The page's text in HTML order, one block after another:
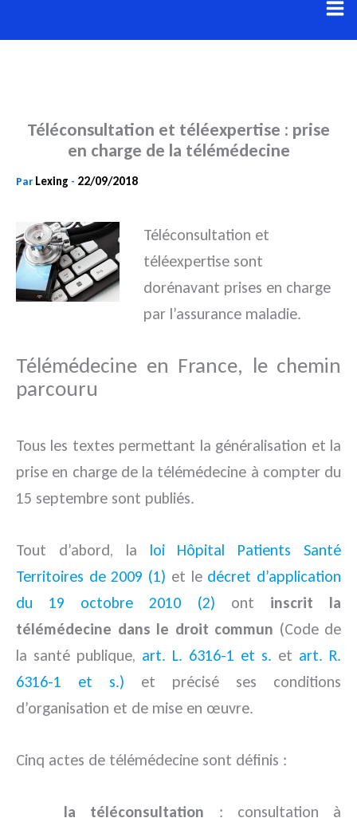
au
Téléconsultation et téléexpertise : prise
en charge de la télémédecine
Par Lexing - 22/09/2018
Téléconsultation et
téléexpertise sont
dorénavant prises en charge
par l’assurance maladie.
Télémédecine en France, le chemin
parcouru
Tous les textes permettant la généralisation et la
prise en charge de la télémédecine à compter du
15 septembre sont publiés.
Tout d’abord, la loi Hôpital Patients Santé
Territoires de 2009 (1) et le décret d’application
du 19 octobre 2010 (2) ont inscrit la
télémédecine dans le droit commun (Code de
la santé publique, art. L. 6316-1 et s. et art. R.
6316-1 et s.) et précisé ses conditions
d’organisation et de mise en œuvre.
Cinq actes de télémédecine sont définis :
la téléconsultation : consultation à